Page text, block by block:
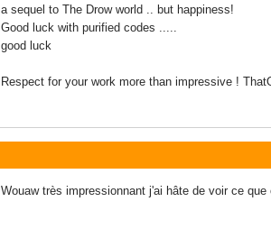
a sequel to The Drow world .. but happiness!
Good luck with purified codes .....
good luck
Respect for your work more than impressive !
Wouaw très impressionnant j'ai hâte de voir ce